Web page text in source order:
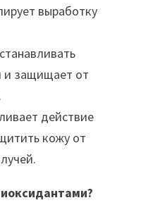
выработку
и защищает от
действие
кожу от